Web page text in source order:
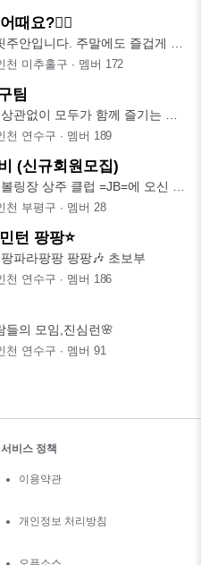
때요?🏃‍♀
안입니다. 주말에도 즐겁게 운
오천 미추홀구 ∙ 멤버 172
팀
모두가 함께 즐기는 농
천 연수구 ∙ 멤버 189
(신규회원모집)
링장 상주 클럽 =JB=에 오신 것
천 부평구 ∙ 멤버 28
턴 팡팡⭐
⭐Since '25.10월~ 🎶팡파라팡팡 팡팡🎶 초보부
천 연수구 ∙ 멤버 186
들의 모임,진심런🌸
천 연수구 ∙ 멤버 91
서비스 정책
이용약관
개인정보 처리방침